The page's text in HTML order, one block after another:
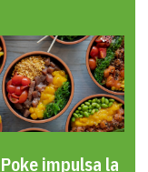
impulsa la